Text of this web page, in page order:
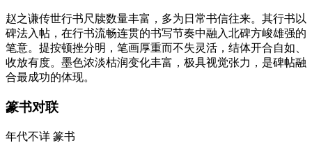
赵之谦传世行书尺牍数量丰富，多为日常书信往来。其行书以
碑法入帖，在行书流畅连贯的书写节奏中融入北碑方峻雄强的
笔意。提按顿挫分明，笔画厚重而不失灵活，结体开合自如、
收放有度。墨色浓淡枯润变化丰富，极具视觉张力，是碑帖融
合最成功的体现。
篆书对联
年代不详 篆书